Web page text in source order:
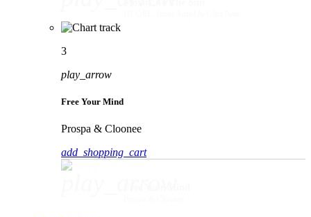
3
play_arrow
Free Your Mind
Prospa & Cloonee
add_shopping_cart